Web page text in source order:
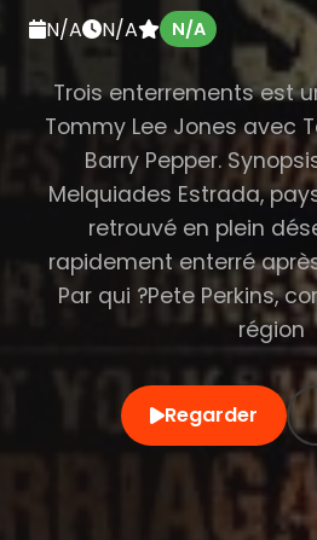
N/A N/A N/A
Trois enterrements est
Tommy Lee Jones avec
Barry Pepper.
Melquiades Estrada,
retrouvé en plein
rapidement enterré
Par qui ?Pete Perkins,
région
Regarder